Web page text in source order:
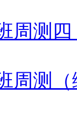
周测
周测